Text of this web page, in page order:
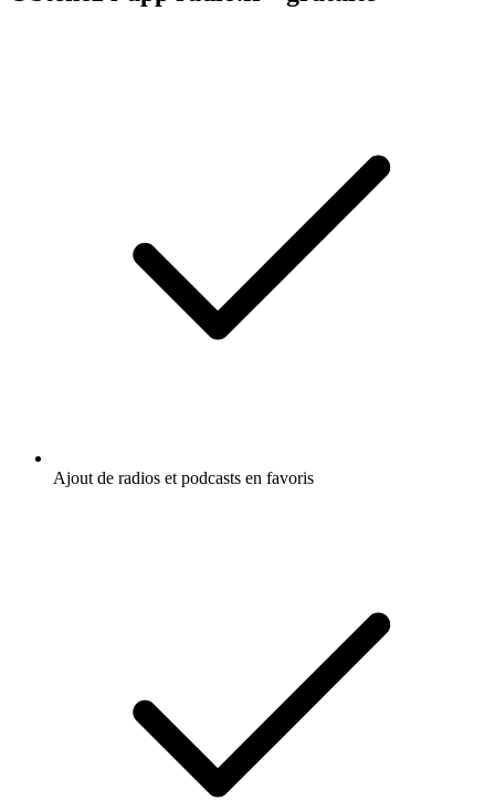
Ajout de radios et podcasts en favoris